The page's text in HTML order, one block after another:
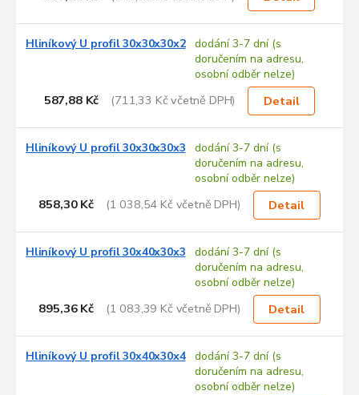
Hliníkový U profil 30x30x30x2
dodání 3-7 dní (s
doručením na adresu,
osobní odběr nelze)
587,88 Kč (711,33 Kč včetně DPH) Detail
Hliníkový U profil 30x30x30x3
dodání 3-7 dní (s
doručením na adresu,
osobní odběr nelze)
858,30 Kč (1 038,54 Kč včetně DPH) Detail
Hliníkový U profil 30x40x30x3
dodání 3-7 dní (s
doručením na adresu,
osobní odběr nelze)
895,36 Kč (1 083,39 Kč včetně DPH) Detail
Hliníkový U profil 30x40x30x4
dodání 3-7 dní (s
doručením na adresu,
osobní odběr nelze)